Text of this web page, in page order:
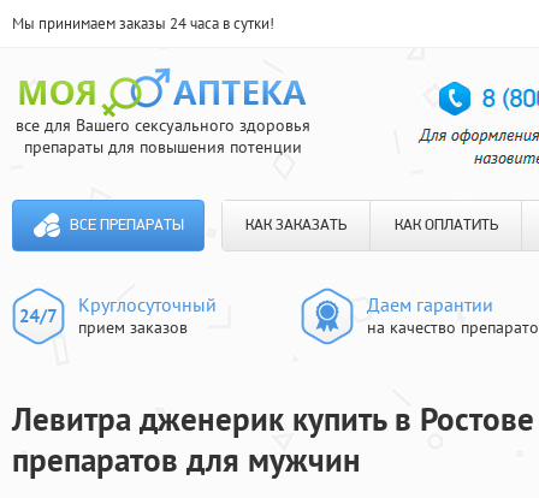
Мы принимаем заказы 24 часа в сутки!
все для Вашего сексуального здоровья
препараты для повышения потенции
ВСЕ ПРЕПАРАТЫ КАК ЗАКАЗАТЬ КАК ОПЛАТИТЬ
Круглосуточный
прием заказов
Даем гарантии
на качество
Левитра дженерик купить в
препаратов для мужчин